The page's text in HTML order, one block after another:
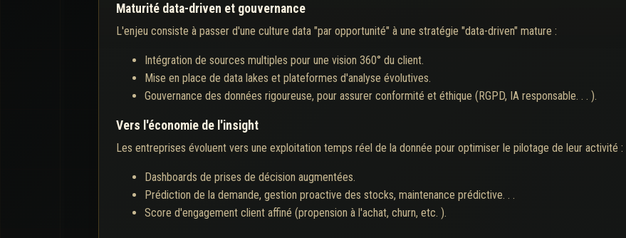
Maturité data-driven et gouvernance
L'enjeu consiste à passer d'une culture data "par opportunité" à une stratégie "data-driven" mature :
Intégration de sources multiples pour une vision 360° du client.
Mise en place de data lakes et plateformes d'analyse évolutives.
Gouvernance des données rigoureuse, pour assurer conformité et éthique (RGPD, IA responsable. . . ).
Vers l'économie de l'insight
Les entreprises évoluent vers une exploitation temps réel de la donnée pour optimiser le pilotage de leur activité :
Dashboards de prises de décision augmentées.
Prédiction de la demande, gestion proactive des stocks, maintenance prédictive. . .
Score d'engagement client affiné (propension à l'achat, churn, etc. ).